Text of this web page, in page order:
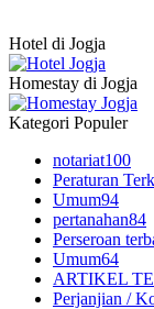
Hotel di Jogja
Homestay di Jogja
Kategori Populer
notariat100
Peraturan
Umum94
pertanahan84
Perseroan
Umum64
ARTIKEL
Perjanjian /